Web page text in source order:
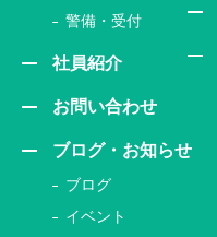
警備・受付
社員紹介
お問い合わせ
ブログ・お知らせ
ブログ
イベント